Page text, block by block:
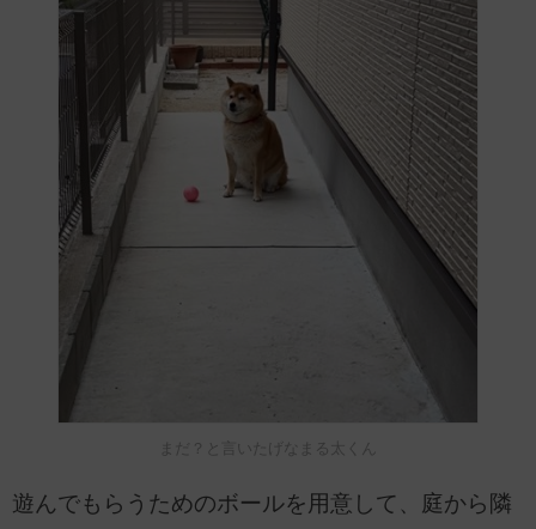
まだ？と言いたげなまる太くん
遊んでもらうためのボールを用意して、庭から隣